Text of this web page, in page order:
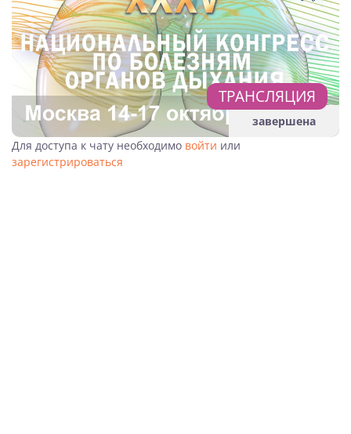
ТРАНСЛЯЦИЯ
завершена
Для доступа к чату необходимо войти или
зарегистрироваться